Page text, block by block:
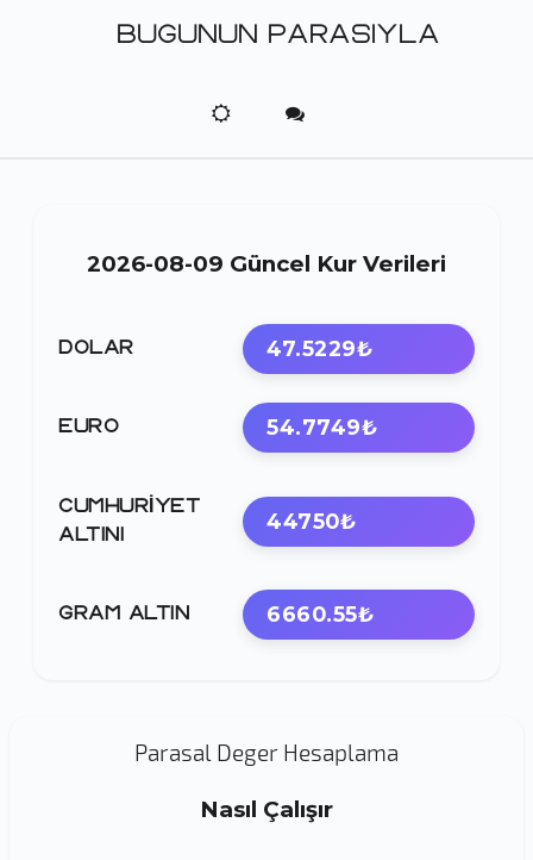
BUGUNUN PARASIYLA
2026-08-09 Güncel Kur Verileri
DOLAR 47.5229₺
EURO 54.7749₺
CUMHURIYET
ALTINI
44750₺
GRAM ALTIN 6660.55₺
Parasal Deger Hesaplama
Nasıl Çalışır